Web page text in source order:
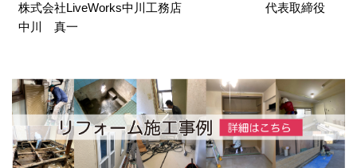
株式会社LiveWorks中川工務店 代表取締役
中川 真一